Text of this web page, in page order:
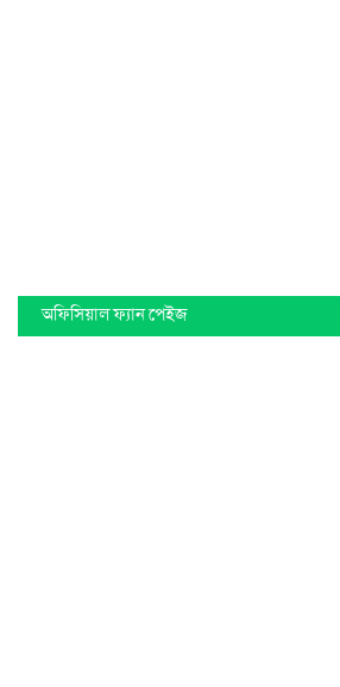
অফিসিয়াল ফ্যান পেইজ